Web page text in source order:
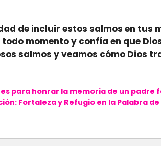
de incluir estos salmos en tus
momento y confía en que
salmos y veamos cómo Dios
para honrar la memoria de un padre
Fortaleza y Refugio en la Palabra de